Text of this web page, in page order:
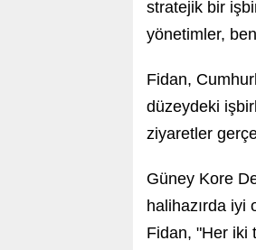
stratejik bir
yönetimler,
Fidan,
düzeydeki
ziyaretler
Güney Kore
halihazırda iyi
Fidan, "Her iki